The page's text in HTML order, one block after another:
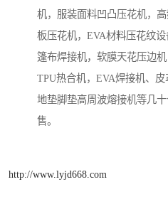
机，服装面料凹凸压花机，
板压花机，EVA材料压花纹
篷布焊接机，软膜天花压边机
TPU热合机，EVA焊接机、皮
地垫脚垫高周波熔接机等几
售。
http://www.lyjd668.com